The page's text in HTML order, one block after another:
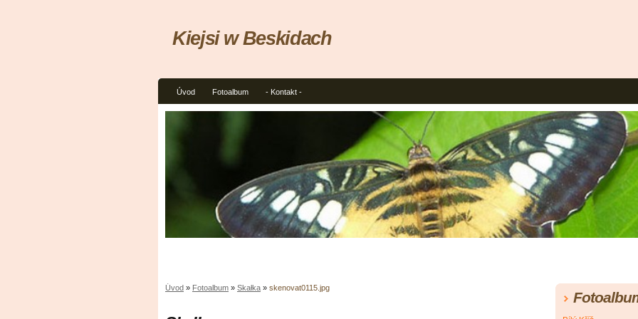
Úvod Fotoalbum - Kontakt -
Kiejsi w Beskidach
Úvod » Fotoalbum » Skałka » skenovat0115.jpg